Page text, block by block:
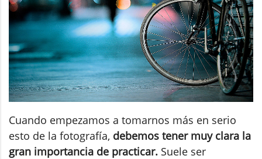
Cuando empezamos a tomarnos más en serio
esto de la fotografía, debemos tener muy clara la
gran importancia de practicar. Suele ser